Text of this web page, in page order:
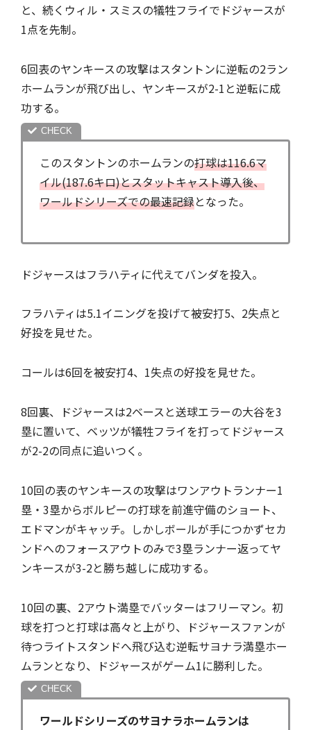
と、続くウィル・スミスの犠牲フライでドジャースが
1点を先制。
6回表のヤンキースの攻撃はスタントンに逆転の2ラン
ホームランが飛び出し、ヤンキースが2-1と逆転に成
功する。
このスタントンのホームランの打球は116.6マ
イル(187.6キロ)とスタットキャスト導入後、
ワールドシリーズでの最速記録となった。
ドジャースはフラハティに代えてバンダを投入。
フラハティは5.1イニングを投げて被安打5、2失点と
好投を見せた。
コールは6回を被安打4、1失点の好投を見せた。
8回裏、ドジャースは2ベースと送球エラーの大谷を3
塁に置いて、ベッツが犠牲フライを打ってドジャース
が2-2の同点に追いつく。
10回の表のヤンキースの攻撃はワンアウトランナー1
塁・3塁からボルピーの打球を前進守備のショート、
エドマンがキャッチ。しかしボールが手につかずセカ
ンドへのフォースアウトのみで3塁ランナー返ってヤ
ンキースが3-2と勝ち越しに成功する。
10回の裏、2アウト満塁でバッターはフリーマン。初
球を打つと打球は高々と上がり、ドジャースファンが
待つライトスタンドへ飛び込む逆転サヨナラ満塁ホー
ムランとなり、ドジャースがゲーム1に勝利した。
ワールドシリーズのサヨナラホームランは